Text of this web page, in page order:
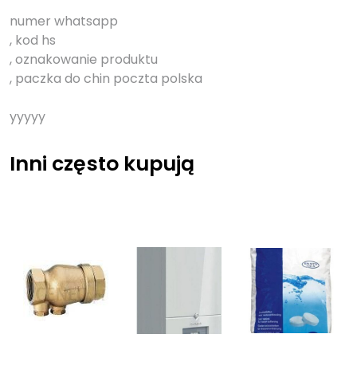
numer whatsapp
, kod hs
, oznakowanie produktu
, paczka do chin poczta polska
yyyyy
Inni często kupują